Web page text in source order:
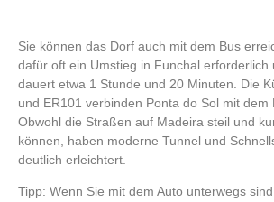
Sie können das Dorf auch mit dem Bus
dafür oft ein Umstieg in Funchal erforderlich
dauert etwa 1 Stunde und 20 Minuten. Die
und ER101 verbinden Ponta do Sol mit dem
Obwohl die Straßen auf Madeira steil und
können, haben moderne Tunnel und
deutlich erleichtert.
Tipp: Wenn Sie mit dem Auto unterwegs